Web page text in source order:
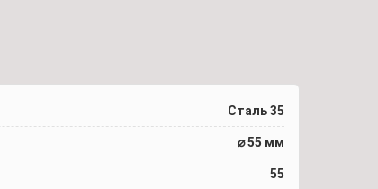
Сталь 35
⌀ 55 мм
55